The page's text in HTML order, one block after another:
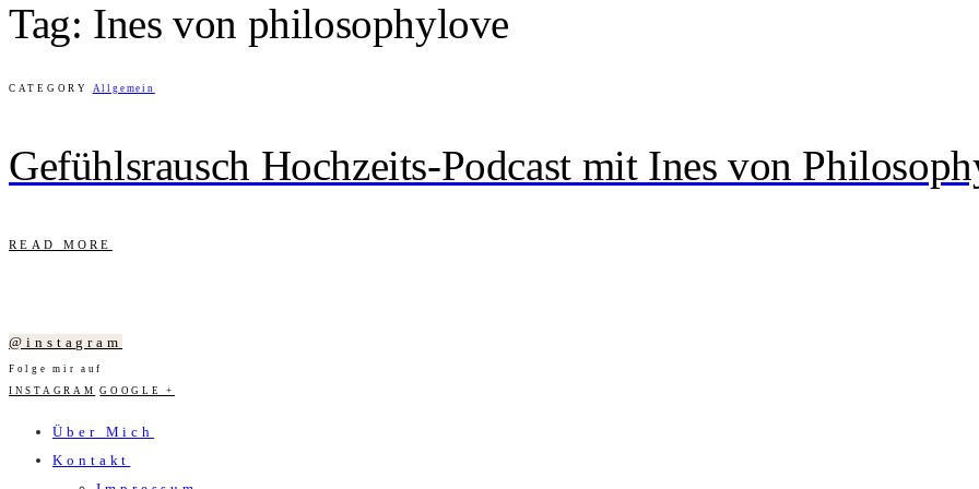
Tag: Ines von philosophylove
CATEGORY Allgemein
Gefühlsrausch Hochzeits-Podcast mit Ines von
READ MORE
@instagram
Folge mir auf
INSTAGRAM
GOOGLE +
Über Mich
Kontakt